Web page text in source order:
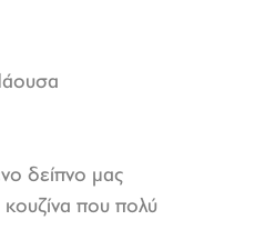
δείπνο μας
κουζίνα που πολύ